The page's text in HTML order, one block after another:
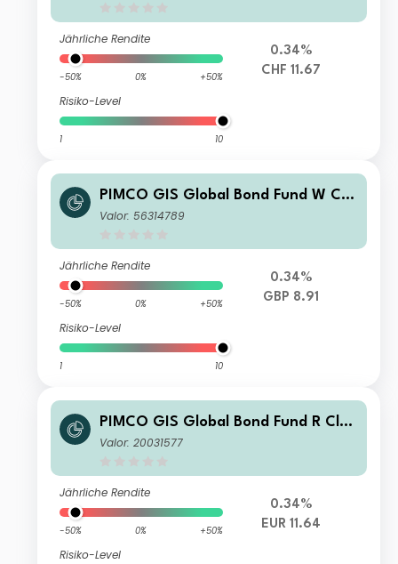
Jährliche Rendite
-50% 0% +50%
Risiko-Level
1 10
0.34%
CHF 11.67
PIMCO GIS Global Bond Fund W Cla
ss GBP (Hedged) Income
Valor: 56314789
Jährliche Rendite
-50% 0% +50%
Risiko-Level
1 10
0.34%
GBP 8.91
PIMCO GIS Global Bond Fund R Clas
s EUR (Hedged) Accumulation
Valor: 20031577
Jährliche Rendite
-50% 0% +50%
Risiko-Level
0.34%
EUR 11.64